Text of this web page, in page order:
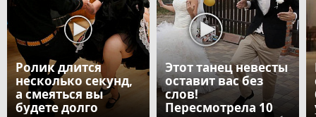
Ролик длится
несколько секунд,
а смеяться вы
будете долго
Этот танец невесты
оставит вас без
слов!
Пересмотрела 10